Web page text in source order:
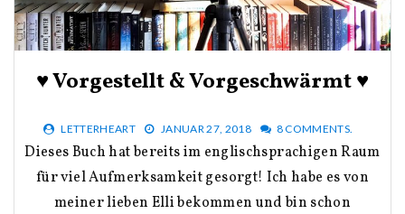
♥ Vorgestellt & Vorgeschwärmt ♥
LETTERHEART JANUAR 27, 2018 8 COMMENTS.
Dieses Buch hat bereits im englischsprachigen Raum
für viel Aufmerksamkeit gesorgt! Ich habe es von
meiner lieben Elli bekommen und bin schon